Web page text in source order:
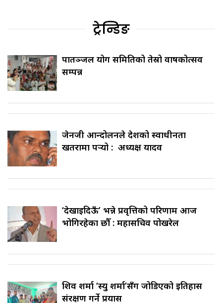
ट्रेन्डिङ
पातञ्जल योग समितिको तेस्रो वार्षिकोत्सव
सम्पन्न
जेनजी आन्दोलनले देशको स्वाधीनता
खतरामा पर्‍यो : अध्यक्ष यादव
‘देखाइदिऊँ’ भन्ने प्रवृत्तिको परिणाम आज
भोगिरहेका छौँ : महासचिव पोखरेल
शिव शर्मा ‘स्यु शर्मा’सँग जोडिएको इतिहास
संरक्षण गर्ने प्रयास